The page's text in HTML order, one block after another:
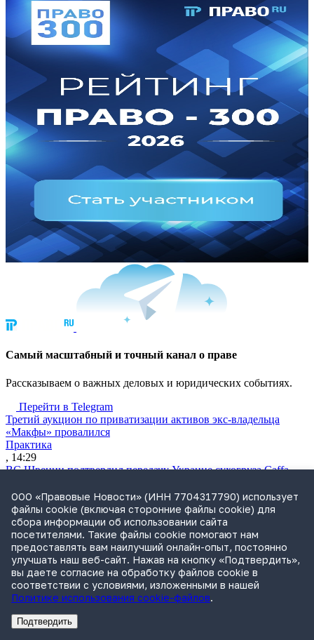
Cамый масштабный и точный канал о праве
Рассказываем о важных деловых и юридических событиях.
Перейти в Telegram
Третий аукцион по приватизации активов экс-владельца
«Макфы» провалился
Практика
, 14:29
ВС Швеции подтвердил передачу Украине сухогруза Caffa
, 13:27
Минфин планирует отбирать подрядчиков госконтрактов в
строительстве по их репутации
Практика
, 12:52
Экономколлегия защитила компанию от переплаты за
пользование землей
Практика
, 12:43
Санкции
РекламаАдвокатское бюро Санкт-Петербурга «Вертикаль» ИНН 7841290773
ООО «Правовые Новости» (ИНН 7704317790) использует
файлы cookie (включая сторонние файлы cookie) для
сбора информации об использовании сайта
посетителями. Такие файлы cookie помогают нам
предоставлять вам наилучший онлайн-опыт, постоянно
улучшать наш веб-сайт. Нажав на кнопку «Подтвердить»,
вы даете согласие на обработку файлов cookie в
соответствии с условиями, изложенными в нашей
Политике использования cookie-файлов.
Подтвердить